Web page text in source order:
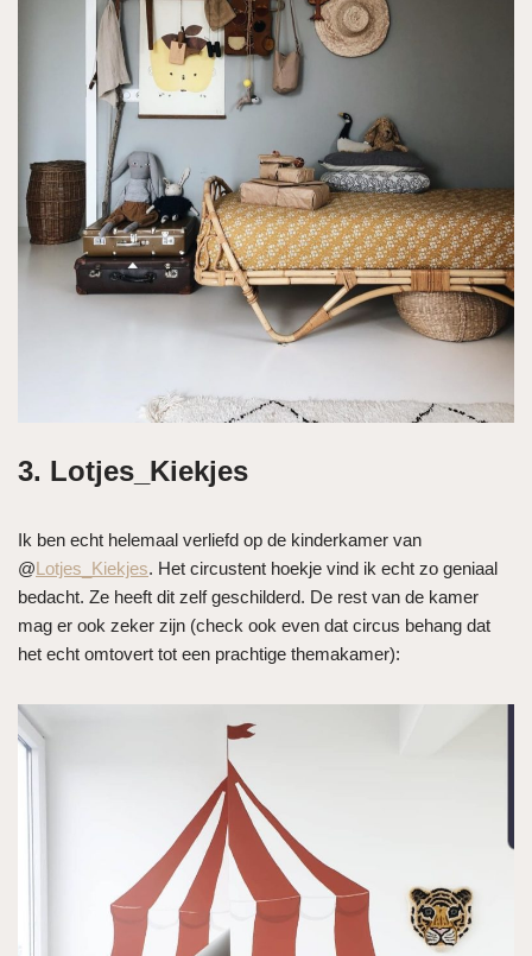
3. Lotjes_Kiekjes
Ik ben echt helemaal verliefd op de kinderkamer van
@Lotjes_Kiekjes. Het circustent hoekje vind ik echt zo geniaal
bedacht. Ze heeft dit zelf geschilderd. De rest van de kamer
mag er ook zeker zijn (check ook even dat circus behang dat
het echt omtovert tot een prachtige themakamer):